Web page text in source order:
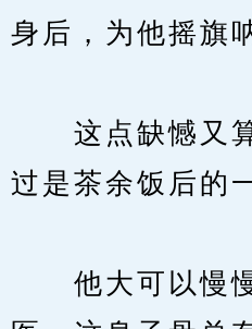
身后，为他摇旗
这点缺憾又算
过是茶余饭后的
他大可以慢慢